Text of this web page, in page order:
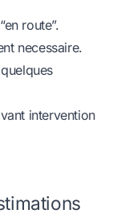
route”.
necessaire.
intervention